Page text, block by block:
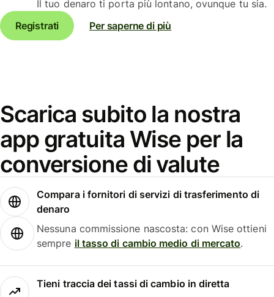
Il tuo denaro ti porta più lontano, ovunque tu sia.
Registrati
Per saperne di più
Scarica subito la nostra
app gratuita Wise per la
conversione di valute
Compara i fornitori di servizi di trasferimento di
denaro
Nessuna commissione nascosta: con Wise ottieni
sempre il tasso di cambio medio di mercato.
Tieni traccia dei tassi di cambio in diretta